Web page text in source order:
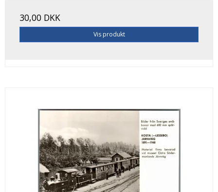
30,00 DKK
Vis produkt